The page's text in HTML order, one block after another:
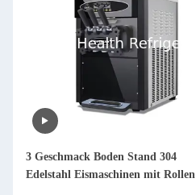
3 Geschmack Boden Stand 304
Edelstahl Eismaschinen mit Rollen